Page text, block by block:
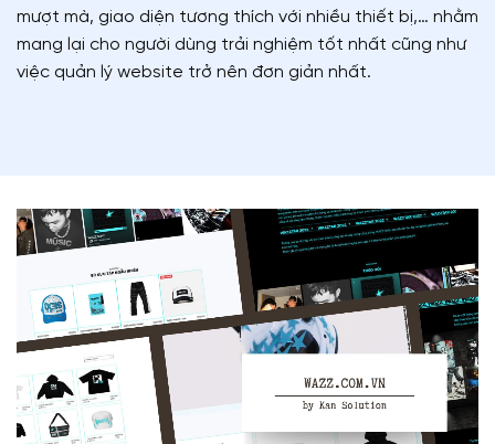
mượt mà, giao diện tương thích với nhiều thiết bị,… nhằm
mang lại cho người dùng trải nghiệm tốt nhất cũng như
việc quản lý website trở nên đơn giản nhất.